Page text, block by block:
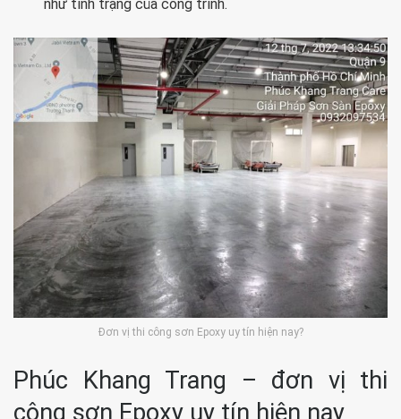
như tình trạng của công trình.
Đơn vị thi công sơn Epoxy uy tín hiện nay?
Phúc Khang Trang – đơn vị thi
công sơn Epoxy uy tín hiện nay